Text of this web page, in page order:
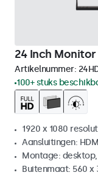
24 Inch
Artikelnummer:
100+ stuks
1920 x 1080
Aansluitingen:
Montage:
Buitenmaat: 560 x